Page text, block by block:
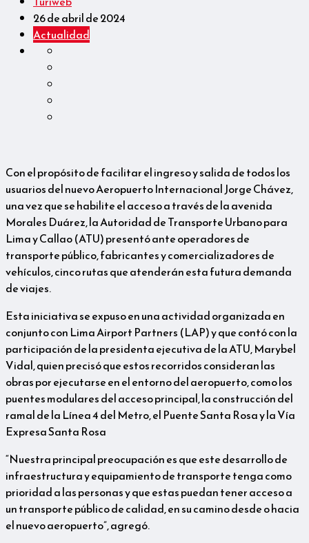
26 de abril de 2024
Actualidad
Con el propósito de facilitar el ingreso y salida de todos los
usuarios del nuevo Aeropuerto Internacional Jorge Chávez,
una vez que se habilite el acceso a través de la avenida
Morales Duárez, la Autoridad de Transporte Urbano para
Lima y Callao (ATU) presentó ante operadores de
transporte público, fabricantes y comercializadores de
vehículos, cinco rutas que atenderán esta futura demanda
de viajes.
Esta iniciativa se expuso en una actividad organizada en
conjunto con Lima Airport Partners (LAP) y que contó con la
participación de la presidenta ejecutiva de la ATU, Marybel
Vidal, quien precisó que estos recorridos consideran las
obras por ejecutarse en el entorno del aeropuerto, como los
puentes modulares del acceso principal, la construcción del
ramal de la Línea 4 del Metro, el Puente Santa Rosa y la Vía
Expresa Santa Rosa
“Nuestra principal preocupación es que este desarrollo de
infraestructura y equipamiento de transporte tenga como
prioridad a las personas y que estas puedan tener acceso a
un transporte público de calidad, en su camino desde o hacia
el nuevo aeropuerto”, agregó.